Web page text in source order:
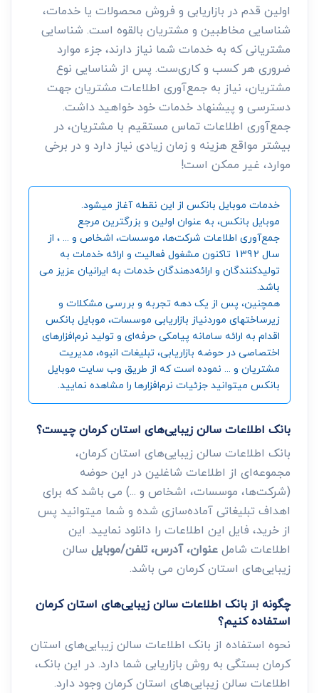
اولین قدم در بازاریابی و فروش محصولات یا خدمات،
شناسایی مخاطبین و مشتریان بالقوه است. شناسایی
مشتریانی که به خدمات شما نیاز دارند، جزء موارد
ضروری هر کسب و کاری‌ست. پس از شناسایی نوع
مشتریان، نیاز به جمع‌آوری اطلاعات مشتریان جهت
دسترسی و پیشنهاد خدمات خود خواهید داشت.
جمع‌آوری اطلاعات تماس مستقیم با مشتریان، در
بیشتر مواقع هزینه و زمان زیادی نیاز دارد و در برخی
موارد، غیر ممکن است!
خدمات موبایل بانکس از این نقطه آغاز میشود.
موبایل بانکس، به عنوان اولین و بزرگترین مرجع
جمع‌آوری اطلاعات شرکت‌ها، موسسات، اشخاص و ... ، از
سال 1392 تاکنون مشغول فعالیت و ارائه خدمات به
تولیدکنندگان و ارائه‌دهندگان خدمات به ایرانیان عزیز می
باشد.
همچنین، پس از یک دهه تجربه و بررسی مشکلات و
زیرساختهای موردنیاز بازاریابی موسسات، موبایل بانکس
اقدام به ارائه سامانه‌ پیامکی حرفه‌ای و تولید نرم‌افزارهای
اختصاصی در حوضه بازاریابی، تبلیغات انبوه، مدیریت
مشتریان و ... نموده است که از طریق وب سایت موبایل
بانکس میتوانید جزئیات نرم‌افزارها را مشاهده نمایید.
بانک اطلاعات سالن زیبایی‌های استان کرمان چیست؟
بانک اطلاعات سالن زیبایی‌های استان کرمان،
مجموعه‌ای از اطلاعات شاغلین در این حوضه
(شرکت‌ها، موسسات، اشخاص و ...) می باشد که برای
اهداف تبلیغاتی آماده‌سازی شده و شما میتوانید پس
از خرید، فایل این اطلاعات را دانلود نمایید. این
اطلاعات شاملعنوان، آدرس، تلفن/موبایل سالن
زیبایی‌های استان کرمان می باشد.
چگونه از بانک اطلاعات سالن زیبایی‌های استان کرمان
استفاده کنیم؟
نحوه استفاده از بانک اطلاعات سالن زیبایی‌های استان
کرمان بستگی به روش بازاریابی شما دارد. در این بانک،
اطلاعات سالن زیبایی‌های استان کرمان وجود دارد.